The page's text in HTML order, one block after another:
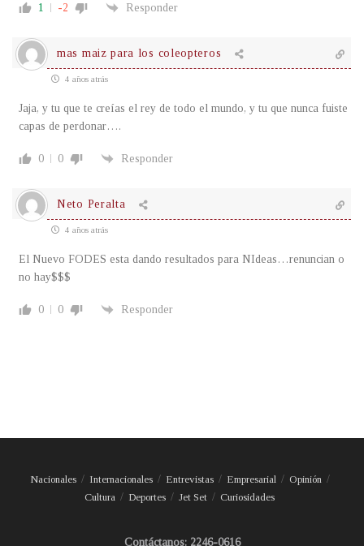
1 -2 Responder
mas maiz para los coleopteros
4 años atrás
Jaja, y tu que te creías el rey de todo el mundo, y tu que nunca fuiste
capas de perdonar….
0 0 Responder
Neto Peralta
4 años atrás
El Nuevo FODES esta dando resultados para NIdeas…renuncian o
no hay$$$
0 0 Responder
Nacionales Internacionales Entrevistas Empresarial
Opinión
Cultura
Deportes Jet Set Curiosidades
Contáctanos: 2246-0616